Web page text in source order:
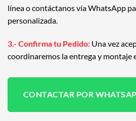
línea o contáctanos vía WhatsApp
personalizada.
3.- Confirma tu Pedido: Una vez
coordinaremos la entrega y montaje
CONTACTAR POR